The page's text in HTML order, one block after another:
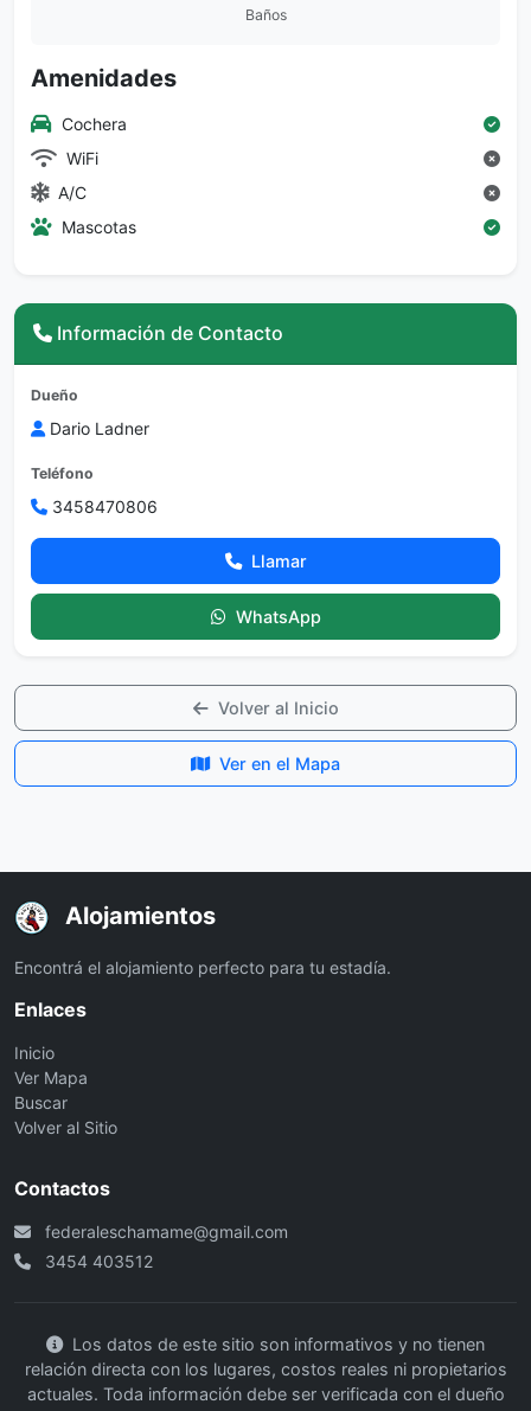
Baños
Amenidades
Cochera
WiFi
A/C
Mascotas
Información de Contacto
Dueño
Dario Ladner
Teléfono
3458470806
Llamar
WhatsApp
Volver al Inicio
Ver en el Mapa
Alojamientos
Encontrá el alojamiento perfecto para tu estadía.
Enlaces
Inicio
Ver Mapa
Buscar
Volver al Sitio
Contactos
federaleschamame@gmail.com
3454 403512
Los datos de este sitio son informativos y no tienen
relación directa con los lugares, costos reales ni propietarios
actuales. Toda información debe ser verificada con el dueño